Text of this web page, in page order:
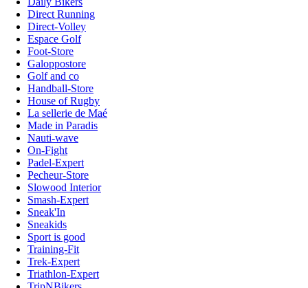
Direct Running
Direct-Volley
Espace Golf
Foot-Store
Galoppostore
Golf and co
Handball-Store
House of Rugby
La sellerie de Maé
Made in Paradis
Nauti-wave
On-Fight
Padel-Expert
Pecheur-Store
Slowood Interior
Smash-Expert
Sneak'In
Sneakids
Sport is good
Training-Fit
Trek-Expert
Triathlon-Expert